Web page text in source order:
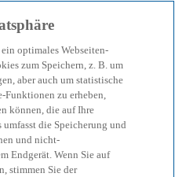
S/4HANA-
optimales Webseiten-
zum Speichern, z. B. um
aber auch um statistische
Funktionen zu erheben,
können, die auf Ihre
die Speicherung und
und nicht-
Endgerät. Wenn Sie auf
stimmen Sie der